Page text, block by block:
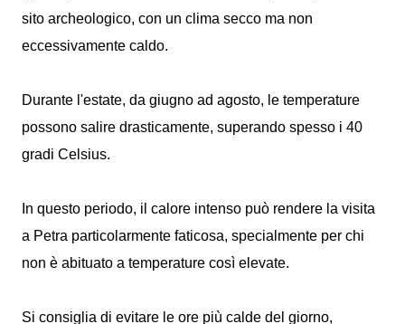
sito archeologico, con un clima secco ma non
eccessivamente caldo.
Durante l'estate, da giugno ad agosto, le temperature
possono salire drasticamente, superando spesso i 40
gradi Celsius.
In questo periodo, il calore intenso può rendere la visita
a Petra particolarmente faticosa, specialmente per chi
non è abituato a temperature così elevate.
Si consiglia di evitare le ore più calde del giorno,